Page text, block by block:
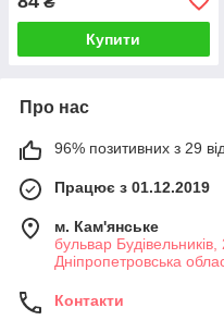
Купити
Про нас
96% позитивних з 29
Працює з 01.12.2019
м. Кам'янське
бульвар
Дніпропетровська
Контакти